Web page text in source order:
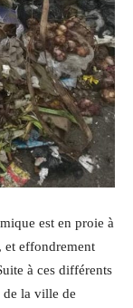
est en proie à
et effondrement
à ces différents
de la ville de